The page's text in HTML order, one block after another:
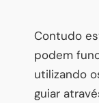
Contudo
podem
utilizando
guiar